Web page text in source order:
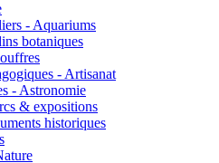
- Aquariums
botaniques
- Artisanat
- Astronomie
& expositions
historiques